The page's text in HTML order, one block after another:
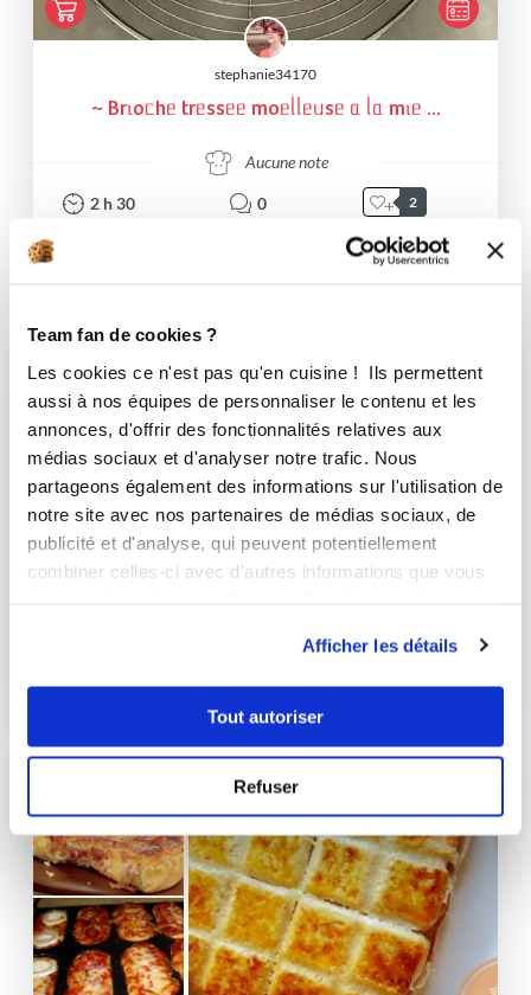
Team fan de cookies ?
Les cookies ce n'est pas qu'en cuisine ! Ils permettent
aussi à nos équipes de personnaliser le contenu et les
annonces, d'offrir des fonctionnalités relatives aux
médias sociaux et d'analyser notre trafic. Nous
partageons également des informations sur l'utilisation de
notre site avec nos partenaires de médias sociaux, de
publicité et d'analyse, qui peuvent potentiellement
combiner celles-ci avec d'autres informations que vous
Afficher les détails
Tout autoriser
Refuser
stephanie34170
~ Brιoᥴhᥱ trᥱssᥱᥱ moᥱᥣᥣᥱᥙsᥱ ᥲ ᥣᥲ mιᥱ ...
Aucune note
2 h30 0 2
12 Recettes